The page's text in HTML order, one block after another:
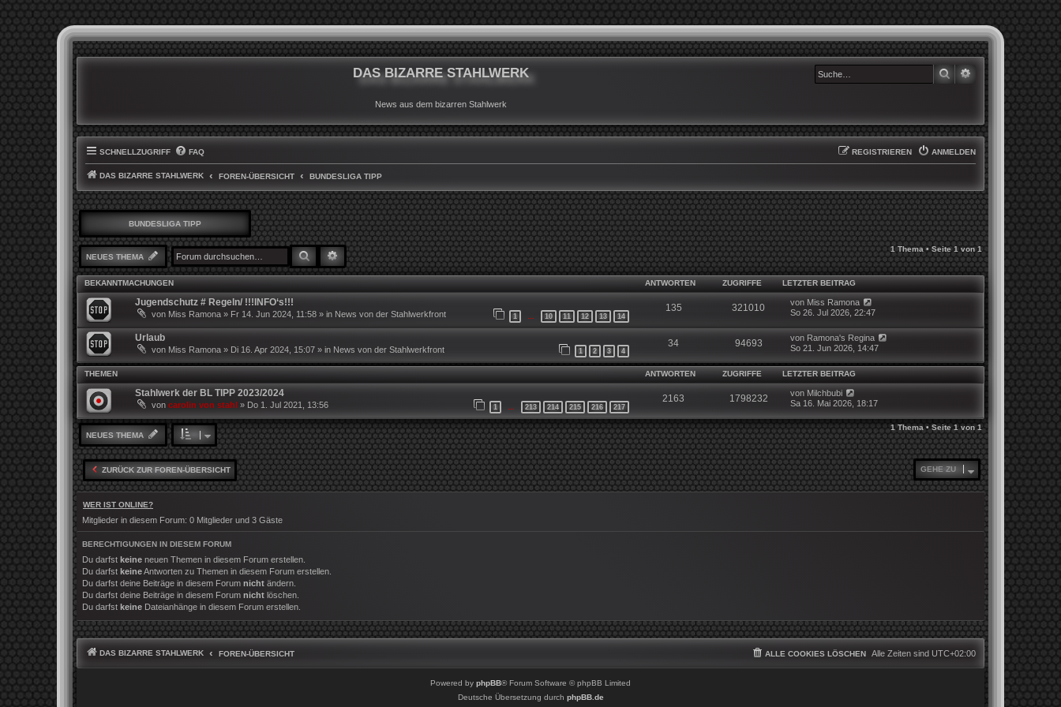
DAS BIZARRE STAHLWERK
News aus dem bizarren Stahlwerk
SUCHE
SCHNELLZUGRIFF FAQ ANMELDEN
REGISTRIEREN
DAS BIZARRE STAHLWERK FOREN-ÜBERSICHT BUNDESLIGA TIPP
BUNDESLIGA TIPP
NEUES THEMA SUCHE ERWEITERTE SUCHE
1 Thema • Seite1 von1
BEKANNTMACHUNGEN ANTWORTEN ZUGRIFFE LETZTER BEITRAG
Jugendschutz # Regeln/ !!!INFO‘s!!!
von Miss Ramona » Fr 14. Jun 2024, 11:58 » in News von der Stahlwerkfront 1 … 10 11 12 13 14
135 321010 von Miss Ramona
So 26. Jul 2026, 22:47
Urlaub
von Miss Ramona » Di 16. Apr 2024, 15:07 » in News von der Stahlwerkfront 1 2 3 4
34 94693 von Ramona's Regina
So 21. Jun 2026, 14:47
THEMEN ANTWORTEN ZUGRIFFE LETZTER BEITRAG
Stahlwerk der BL TIPP 2023/2024
von carolin von stahl » Do 1. Jul 2021, 13:56 1 … 213 214 215 216 217
2163 1798232 von Milchbubi
Sa 16. Mai 2026, 18:17
NEUES THEMA
1 Thema • Seite 1 von 1
ZURÜCK ZUR FOREN-ÜBERSICHT GEHE ZU
WER IST ONLINE?
Mitglieder in diesem Forum: 0 Mitglieder und 3 Gäste
BERECHTIGUNGEN IN DIESEM FORUM
Du darfst keine neuen Themen in diesem Forum erstellen.
Du darfst keineAntworten zu Themen in diesem Forum erstellen.
Du darfst deine Beiträge in diesem Forum nicht ändern.
Du darfst deine Beiträge in diesem Forum nicht löschen.
Du darfst keine Dateianhänge in diesem Forum erstellen.
DAS BIZARRE STAHLWERK FOREN-ÜBERSICHT Alle Zeiten sind UTC+02:00
ALLE COOKIES LÖSCHEN
Powered by phpBB® Forum Software © phpBB Limited
Deutsche Übersetzung durch phpBB.de